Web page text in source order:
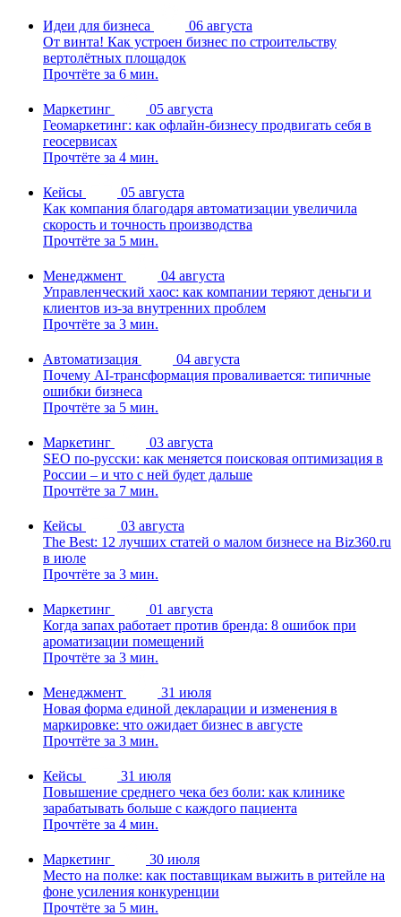
Идеи для бизнеса
06 августа
От винта! Как устроен бизнес по строительству
вертолётных площадок
Прочтёте за 6 мин.
Маркетинг
05 августа
Геомаркетинг: как офлайн-бизнесу продвигать себя в
геосервисах
Прочтёте за 4 мин.
Кейсы
05 августа
Как компания благодаря автоматизации увеличила
скорость и точность производства
Прочтёте за 5 мин.
Менеджмент
04 августа
Управленческий хаос: как компании теряют деньги и
клиентов из-за внутренних проблем
Прочтёте за 3 мин.
Автоматизация
04 августа
Почему AI-трансформация проваливается: типичные
ошибки бизнеса
Прочтёте за 5 мин.
Маркетинг
03 августа
SEO по-русски: как меняется поисковая оптимизация в
России – и что с ней будет дальше
Прочтёте за 7 мин.
Кейсы
03 августа
The Best: 12 лучших статей о малом бизнесе на Biz360.ru
в июле
Прочтёте за 3 мин.
Маркетинг
01 августа
Когда запах работает против бренда: 8 ошибок при
ароматизации помещений
Прочтёте за 3 мин.
Менеджмент
31 июля
Новая форма единой декларации и изменения в
маркировке: что ожидает бизнес в августе
Прочтёте за 3 мин.
Кейсы
31 июля
Повышение среднего чека без боли: как клинике
зарабатывать больше с каждого пациента
Прочтёте за 4 мин.
Маркетинг
30 июля
Место на полке: как поставщикам выжить в ритейле на
фоне усиления конкуренции
Прочтёте за 5 мин.